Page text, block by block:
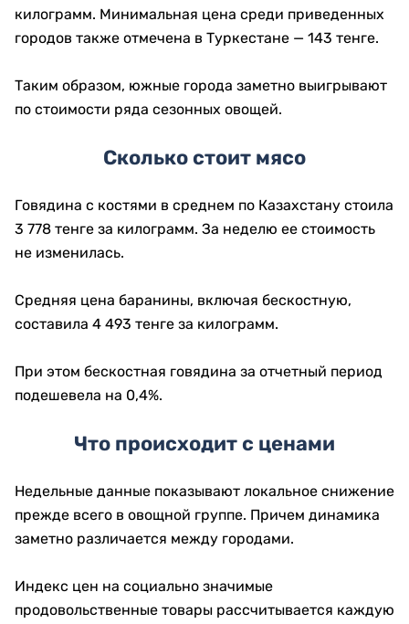
килограмм. Минимальная цена среди приведенных
городов также отмечена в Туркестане — 143 тенге.
Таким образом, южные города заметно выигрывают
по стоимости ряда сезонных овощей.
Сколько стоит мясо
Говядина с костями в среднем по Казахстану стоила
3 778 тенге за килограмм. За неделю ее стоимость
не изменилась.
Средняя цена баранины, включая бескостную,
составила 4 493 тенге за килограмм.
При этом бескостная говядина за отчетный период
подешевела на 0,4%.
Что происходит с ценами
Недельные данные показывают локальное снижение
прежде всего в овощной группе. Причем динамика
заметно различается между городами.
Индекс цен на социально значимые
продовольственные товары рассчитывается каждую